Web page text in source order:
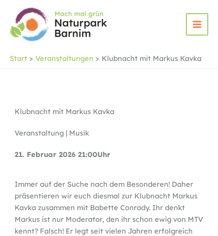
Inhalt
springen
Start Veranstaltungen Klubnacht mit Markus Kavka
Klubnacht mit Markus Kavka
Veranstaltung | Musik
21. Februar 2026 21:00Uhr
Immer auf der Suche nach dem Besonderen! Daher
präsentieren wir euch diesmal zur Klubnacht Markus
Kavka zusammen mit Babette Conrady. Ihr denkt
Markus ist nur Moderator, den ihr schon ewig von MTV
kennt? Falsch! Er legt seit vielen Jahren erfolgreich